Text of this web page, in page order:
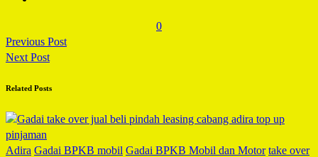
0
Previous Post
Next Post
Related Posts
Adira Gadai BPKB mobil Gadai BPKB Mobil dan Motor take over